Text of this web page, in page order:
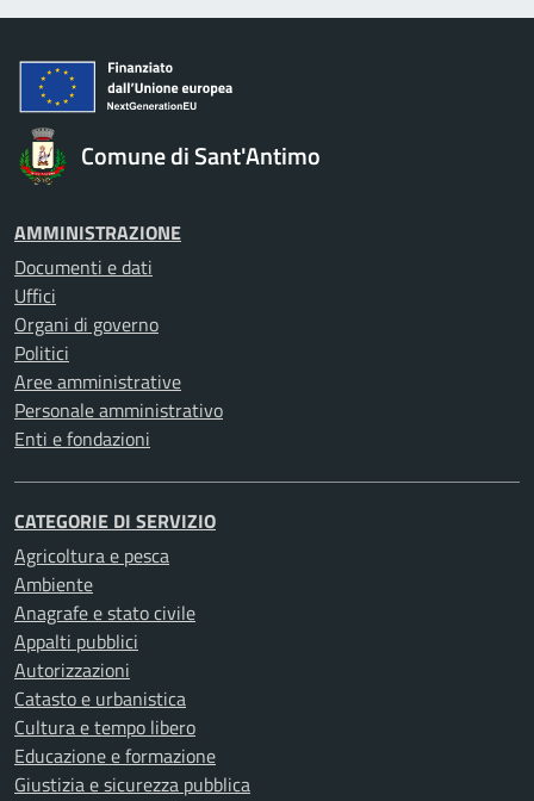
Comune di Sant'Antimo
AMMINISTRAZIONE
Documenti e dati
Uffici
Organi di governo
Politici
Aree amministrative
Personale amministrativo
Enti e fondazioni
CATEGORIE DI SERVIZIO
Agricoltura e pesca
Ambiente
Anagrafe e stato civile
Appalti pubblici
Autorizzazioni
Catasto e urbanistica
Cultura e tempo libero
Educazione e formazione
Giustizia e sicurezza pubblica